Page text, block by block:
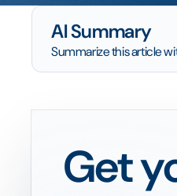
AI Summary
Summarize this article
Get